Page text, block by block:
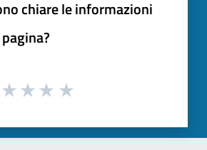
chiare le informazioni